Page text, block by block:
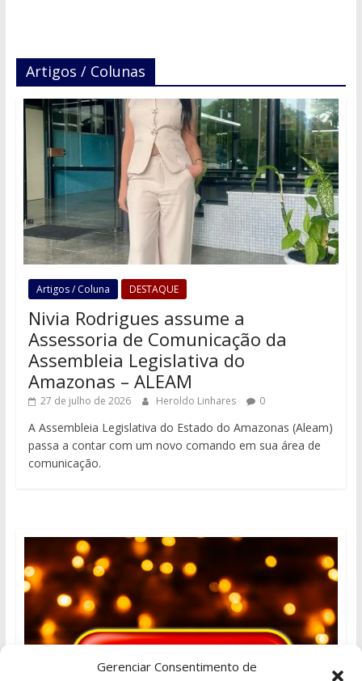
Gerenciar Consentimento de
Artigos / Colunas
Artigos / Coluna DESTAQUE
Nivia Rodrigues assume a
Assessoria de Comunicação da
Assembleia Legislativa do
Amazonas – ALEAM
27 de julho de 2026 Heroldo Linhares 0
A Assembleia Legislativa do Estado do Amazonas (Aleam)
passa a contar com um novo comando em sua área de
comunicação.